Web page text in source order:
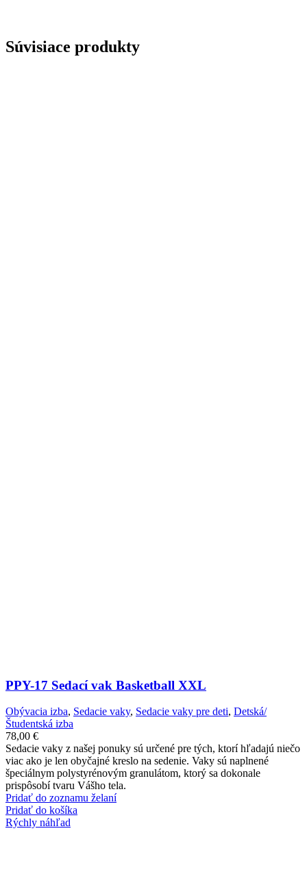
Súvisiace produkty
PPY-17 Sedací vak Basketball XXL
Obývacia izba, Sedacie vaky, Sedacie vaky pre deti, Detská/
Študentská izba
78,00 €
Sedacie vaky z našej ponuky sú určené pre tých, ktorí hľadajú niečo
viac ako je len obyčajné kreslo na sedenie. Vaky sú naplnené
špeciálnym polystyrénovým granulátom, ktorý sa dokonale
prispôsobí tvaru Vášho tela.
Pridať do zoznamu želaní
Pridať do košíka
Rýchly náhľad